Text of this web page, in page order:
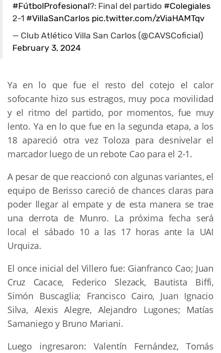
#FútbolProfesional?: Final del partido #Colegiales
2-1 #VillaSanCarlos pic.twitter.com/zViaHAMTqv
— Club Atlético Villa San Carlos (@CAVSCoficial)
February 3, 2024
Ya en lo que fue el resto del cotejo el calor
sofocante hizo sus estragos, muy poca movilidad
y el ritmo del partido, por momentos, fue muy
lento. Ya en lo que fue en la segunda etapa, a los
18 apareció otra vez Toloza para desnivelar el
marcador luego de un rebote Cao para el 2-1.
A pesar de que reaccionó con algunas variantes, el
equipo de Berisso careció de chances claras para
poder llegar al empate y de esta manera se trae
una derrota de Munro. La próxima fecha será
local el sábado 10 a las 17 horas ante la UAI
Urquiza.
El once inicial del Villero fue: Gianfranco Cao; Juan
Cruz Cacace, Federico Slezack, Bautista Biffi,
Simón Buscaglia; Francisco Cairo, Juan Ignacio
Silva, Alexis Alegre, Alejandro Lugones; Matías
Samaniego y Bruno Mariani.
Luego ingresaron: Valentín Fernández, Tomás